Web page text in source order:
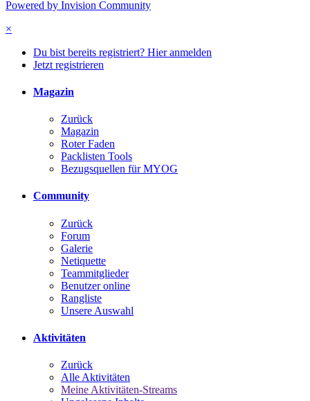
Powered by Invision Community
×
Du bist bereits registriert? Hier anmelden
Jetzt registrieren
Magazin
Zurück
Magazin
Roter Faden
Packlisten Tools
Bezugsquellen für MYOG
Community
Zurück
Forum
Galerie
Netiquette
Teammitglieder
Benutzer online
Rangliste
Unsere Auswahl
Aktivitäten
Zurück
Alle Aktivitäten
Meine Aktivitäten-Streams